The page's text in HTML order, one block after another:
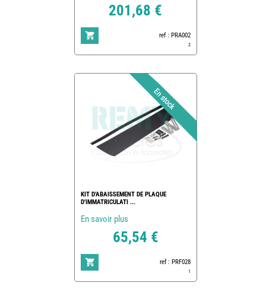
201,68 €
ref : PRA002
2
KIT D'ABAISSEMENT DE PLAQUE
D'IMMATRICULATI ...
En savoir plus
65,54 €
ref : PRF028
1